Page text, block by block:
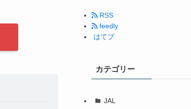
RSS
feedly
はてブ
カテゴリー
JAL